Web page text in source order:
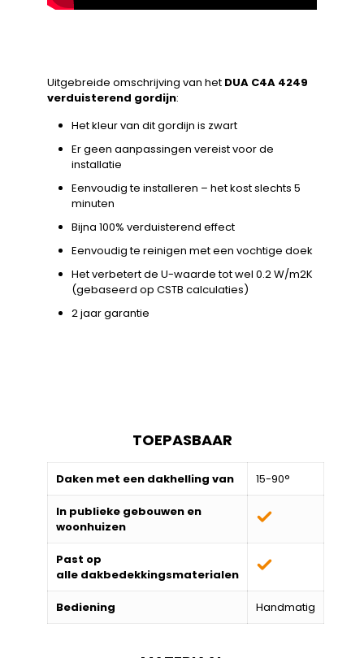
Uitgebreide omschrijving van het DUA C4A 4249
verduisterend gordijn:
Het kleur van dit gordijn is zwart
Er geen aanpassingen vereist voor de
installatie
Eenvoudig te installeren – het kost slechts 5
minuten
Bijna 100% verduisterend effect
Eenvoudig te reinigen met een vochtige doek
Het verbetert de U-waarde tot wel 0.2 W/m2K
(gebaseerd op CSTB calculaties)
2 jaar garantie
TOEPASBAAR
Daken met een dakhelling van 15-90°
In publieke gebouwen en
woonhuizen
Past op
alle dakbedekkingsmaterialen
Bediening Handmatig